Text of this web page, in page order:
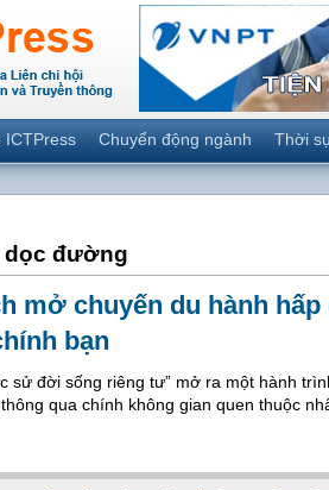
ICTPress Chuyển động ngành Thời
dọc đường
mở chuyến du hành
bạn
sử đời sống riêng tư” mở ra một hành
qua chính không gian quen thuộc